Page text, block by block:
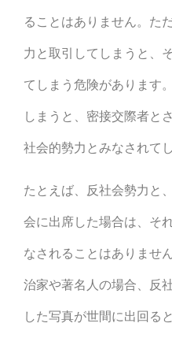
ることはありません。た
力と取引してしまうと、
てしまう危険があります
しまうと、密接交際者と
社会的勢力とみなされて
たとえば、反社会勢力と
会に出席した場合は、そ
なされることはありませ
治家や著名人の場合、反
した写真が世間に出回る